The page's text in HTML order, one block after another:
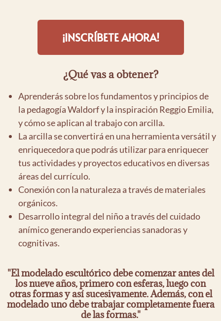
¡INSCRÍBETE AHORA!
¿Qué vas a obtener?
Aprenderás sobre los fundamentos y principios de
la pedagogía Waldorf y la inspiración Reggio Emilia,
y cómo se aplican al trabajo con arcilla.
La arcilla se convertirá en una herramienta versátil y
enriquecedora que podrás utilizar para enriquecer
tus actividades y proyectos educativos en diversas
áreas del currículo.
Conexión con la naturaleza a través de materiales
orgánicos.
Desarrollo integral del niño a través del cuidado
anímico generando experiencias sanadoras y
cognitivas.
"El modelado escultórico debe comenzar antes del
los nueve años, primero con esferas, luego con
otras formas y así sucesivamente. Además, con el
modelado uno debe trabajar completamente fuera
de las formas."